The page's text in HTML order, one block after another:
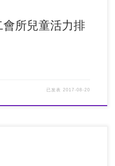
會所兒童活力排
已发表 2017-08-20